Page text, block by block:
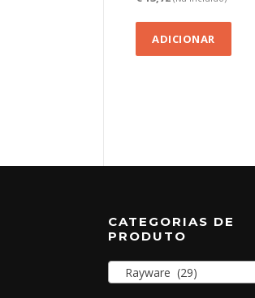
ADICIONAR
CATEGORIAS DE
PRODUTO
Rayware (29)